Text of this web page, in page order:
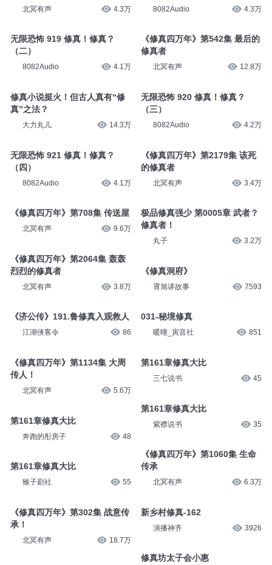
北冥有声 4.3万
无限恐怖 919 修真！修真？
（二）
8082Audio 4.1万
修真小说挺火！但古人真有“修
真”之法？
大力丸儿 14.3万
无限恐怖 921 修真！修真？
（四）
8082Audio 4.1万
《修真四万年》第708集 传送屋
北冥有声 9.6万
《修真四万年》第2064集 轰轰
烈烈的修真者
北冥有声 3.8万
《济公传》191.鲁修真入观救人
江湖侠客令 86
《修真四万年》第1134集 大周
传人！
北冥有声 5.6万
第161章修真大比
奔跑的彤房子 48
第161章修真大比
猴子剧社 55
《修真四万年》第302集 战意传
承！
北冥有声 18.7万
8082Audio 4.3万
《修真四万年》第542集 最后的
修真者
北冥有声 12.8万
无限恐怖 920 修真！修真？
（三）
8082Audio 4.2万
《修真四万年》第2179集 该死
的修真者
北冥有声 3.4万
极品修真强少 第0005章 武者？
修真者！
丸子 3.2万
《修真洞府》
霄旭讲故事 7593
031-秘境修真
暖曈_寅音社 851
第161章修真大比
三七说书 45
第161章修真大比
紫襟说书 35
《修真四万年》第1060集 生命
传承
北冥有声 6.3万
新乡村修真-162
演播神齐 3926
修真坊太子会小惠